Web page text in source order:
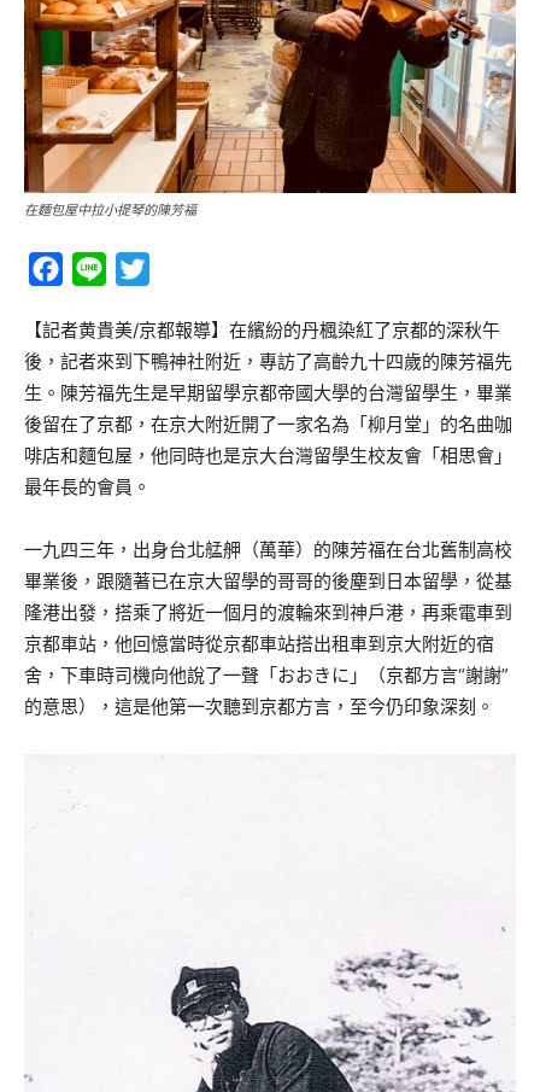
在麵包屋中拉小提琴的陳芳福
Facebook
Line
【記者黄貴美/京都報導】在繽紛的丹楓染紅了京都的深秋午
後，記者來到下鴨神社附近，專訪了高齡九十四歲的陳芳福先
生。陳芳福先生是早期留學京都帝國大學的台灣留學生，畢業
後留在了京都，在京大附近開了一家名為「柳月堂」的名曲咖
啡店和麵包屋，他同時也是京大台灣留學生校友會「相思會」
最年長的會員。
一九四三年，出身台北艋舺（萬華）的陳芳福在台北舊制高校
畢業後，跟隨著已在京大留學的哥哥的後塵到日本留學，從基
隆港出發，搭乘了將近一個月的渡輪來到神戶港，再乘電車到
京都車站，他回憶當時從京都車站搭出租車到京大附近的宿
舍，下車時司機向他說了一聲「おおきに」（京都方言“謝謝”
的意思），這是他第一次聽到京都方言，至今仍印象深刻。